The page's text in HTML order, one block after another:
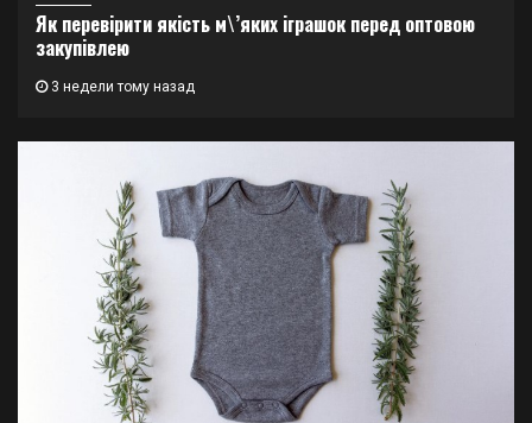
Як перевірити якість м\’яких іграшок перед оптовою
закупівлею
3 недели тому назад